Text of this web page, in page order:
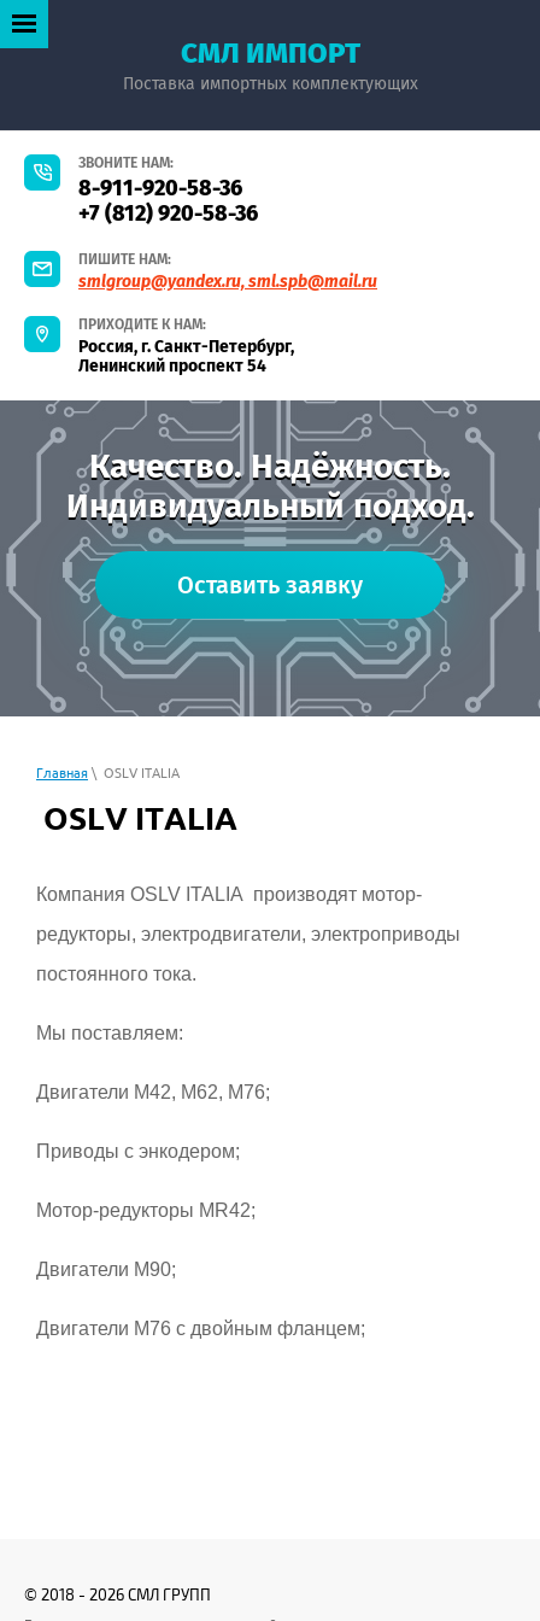
СМЛ ИМПОРТ
Поставка импортных комплектующих
ЗВОНИТЕ НАМ:
8-911-920-58-36
+7 (812) 920-58-36
ПИШИТЕ НАМ:
smlgroup@yandex.ru, sml.spb@mail.ru
ПРИХОДИТЕ К НАМ:
Россия, г. Санкт-Петербург,
Ленинский проспект 54
Качество. Надёжность.
Индивидуальный подход.
Оставить заявку
Главная \ OSLV ITALIA
OSLV ITALIA
Компания OSLV ITALIA производят мотор-
редукторы, электродвигатели, электроприводы
постоянного тока.
Мы поставляем:
Двигатели М42, М62, М76;
Приводы с энкодером;
Мотор-редукторы МR42;
Двигатели M90;
Двигатели M76 с двойным фланцем;
© 2018 - 2026 СМЛ ГРУПП